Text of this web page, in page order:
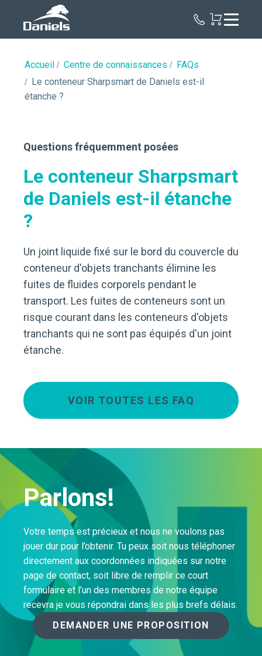
Accueil Centre de connaissances
FAQs
Le conteneur Sharpsmart de Daniels est-il
étanche ?
Questions fréquemment posées
Le conteneur Sharpsmart
de Daniels est-il étanche
?
Un joint liquide fixé sur le bord du couvercle du
conteneur d'objets tranchants élimine les
fuites de fluides corporels pendant le
transport. Les fuites de conteneurs sont un
risque courant dans les conteneurs d'objets
tranchants qui ne sont pas équipés d'un joint
étanche.
VOIR TOUTES LES FAQ
Parlons!
Votre temps est précieux et nous ne voulons pas
jouer dur pour l’obtenir. Tu peux soit nous téléphoner
directement aux coordonnées indiquées sur notre
page de contact, soit libre de remplir ce court
formulaire et l’un des membres de notre équipe
recevra je vous répondrai dans les plus brefs délais.
DEMANDER UNE PROPOSITION